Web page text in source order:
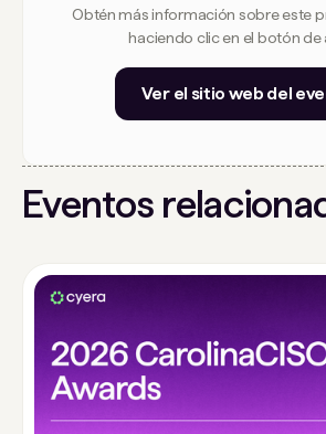
Obtén más información sobre este
haciendo clic en el botón de
Ver el sitio web del
Eventos